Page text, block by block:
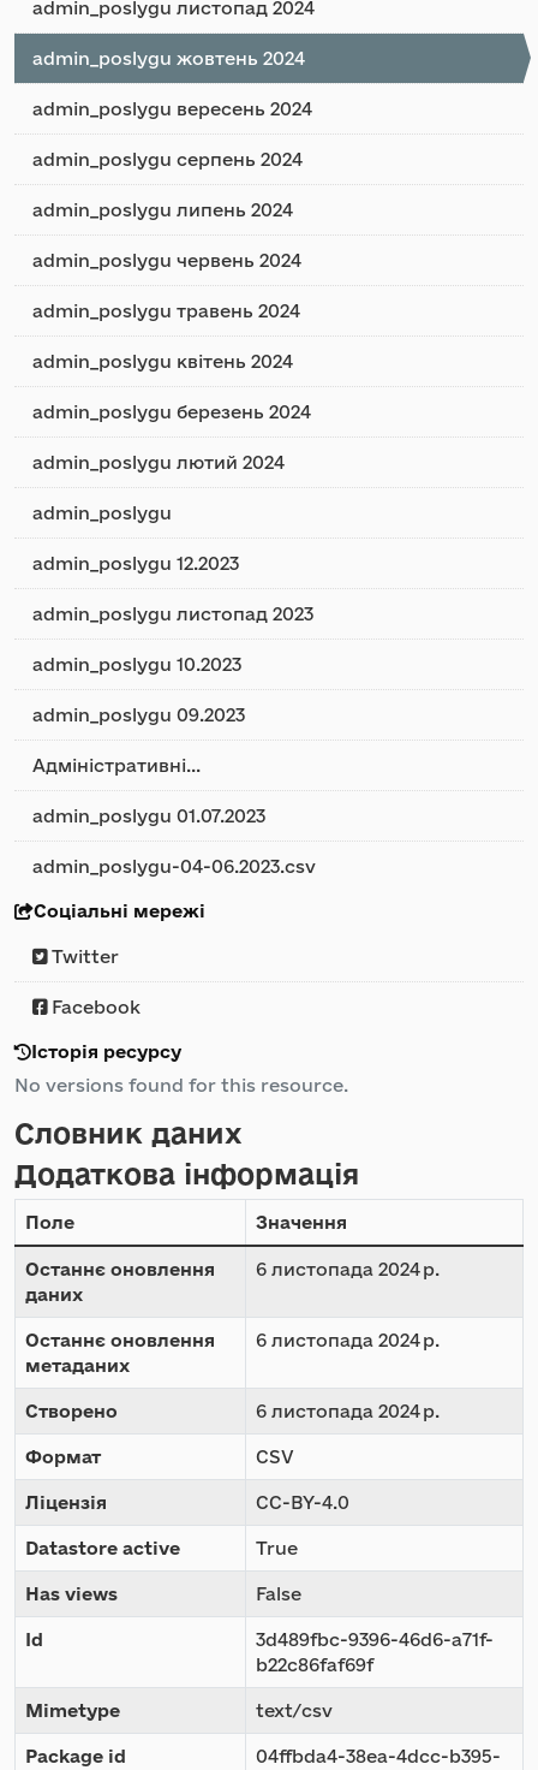
admin_poslygu листопад 2024
admin_poslygu жовтень 2024
admin_poslygu вересень 2024
admin_poslygu серпень 2024
admin_poslygu липень 2024
admin_poslygu червень 2024
admin_poslygu травень 2024
admin_poslygu квітень 2024
admin_poslygu березень 2024
admin_poslygu лютий 2024
admin_poslygu
admin_poslygu 12.2023
admin_poslygu листопад 2023
admin_poslygu 10.2023
admin_poslygu 09.2023
Адміністративні...
admin_poslygu 01.07.2023
admin_poslygu-04-06.2023.csv
Соціальні мережі
Twitter
Facebook
Історія ресурсу
No versions found for this resource.
Словник даних
Додаткова інформація
Поле Значення
Останнє оновлення
даних
6 листопада 2024 р.
Останнє оновлення
метаданих
6 листопада 2024 р.
Створено 6 листопада 2024 р.
Формат CSV
Ліцензія CC-BY-4.0
Datastore active True
Has views False
Id
3d489fbc-9396-46d6-a71f-
b22c86faf69f
Mimetype text/csv
Package id
04ffbda4-38ea-4dcc-b395-